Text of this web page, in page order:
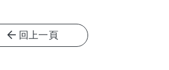
回上一頁